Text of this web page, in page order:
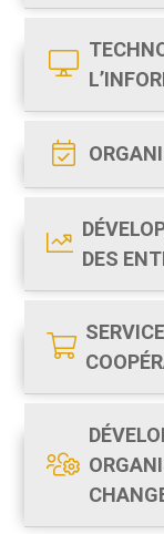
DES